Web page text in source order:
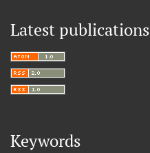
Latest publications
Keywords